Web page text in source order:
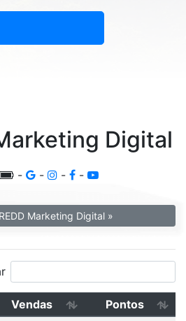
Digital
- - - -
Marketing Digital »
Vendas
Pontos